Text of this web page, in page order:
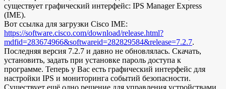
существует графический интерфейс: IPS Manager Express
(IME).
Вот ссылка для загрузки Cisco IME:
https://software.cisco.com/download/release.html?
mdfid=283674966&softwareid=282829584&release=7.2.7.
Последняя версия 7.2.7 и давно не обновлялась. Скачать,
установить, задать при установке пароль доступа к
программе. Теперь у Вас есть графический интерфейс для
настройки IPS и мониторинга событий безопасности.
Существует ещё одно решение для управления устройствами